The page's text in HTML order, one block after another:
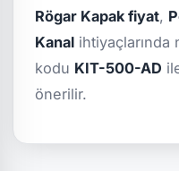
Rögar Kapak fiyat,
Kanal
kodu KIT-500-AD
önerilir.